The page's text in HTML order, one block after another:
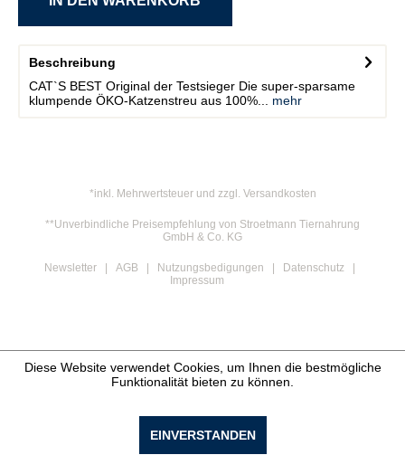
Beschreibung
CAT`S BEST Original der Testsieger Die super-sparsame
klumpende ÖKO-Katzenstreu aus 100%...
mehr
*inkl. Mehrwertsteuer und zzgl. Versandkosten
**Unverbindliche Preisempfehlung von Stroetmann Tiernahrung
GmbH & Co. KG
Newsletter AGB Nutzungsbedigungen
Datenschutz
Impressum
Diese Website verwendet Cookies, um Ihnen die bestmögliche
Funktionalität bieten zu können.
EINVERSTANDEN